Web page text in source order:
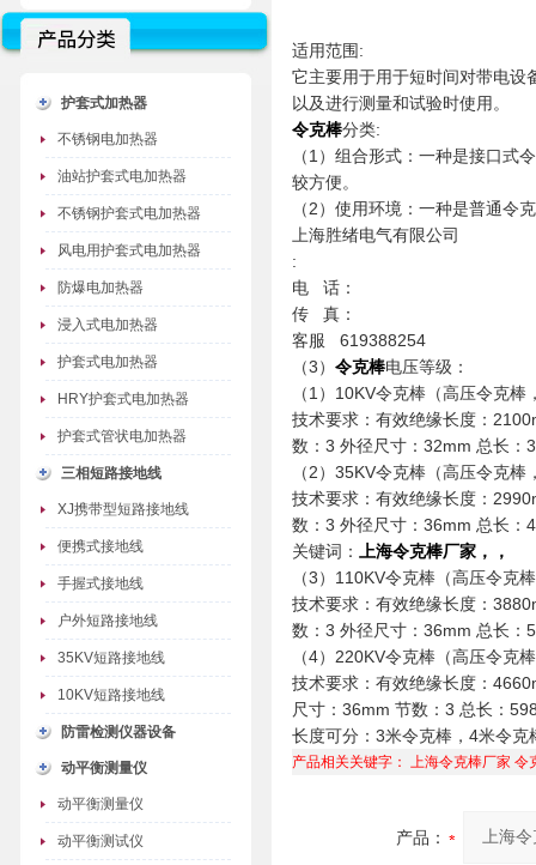
护套式加热器
不锈钢电加热器
油站护套式电加热器
不锈钢护套式电加热器
风电用护套式电加热器
防爆电加热器
浸入式电加热器
护套式电加热器
HRY护套式电加热器
护套式管状电加热器
三相短路接地线
XJ携带型短路接地线
便携式接地线
手握式接地线
户外短路接地线
35KV短路接地线
10KV短路接地线
防雷检测仪器设备
动平衡测量仪
动平衡测量仪
动平衡测试仪
适用范围:
它主要用于用于短时间对带电设
以及进行测量和试验时使用。
令克棒分类:
（1）组合形式：一种是接口式
较方便。
（2）使用环境：一种是普通令
上海胜绪电气有限公司
:
电 话：
传 真：
客服 619388254
（3） 令克棒电压等级：
（1）10KV令克棒（高压令克
技术要求：有效绝缘长度：
数：3 外径尺寸：32mm 总长：
（2）35KV令克棒（高压令克
技术要求：有效绝缘长度：
数：3 外径尺寸：36mm 总长：
关键词：
上海令克棒厂家，，
（3）110KV令克棒（高压令克
技术要求：有效绝缘长度：
数：3 外径尺寸：36mm 总长：
（4）220KV令克棒（高压令克
技术要求：有效绝缘长度：
尺寸：36mm 节数：3 总长：
长度可分：3米令克棒，4米令
产品相关关键字： 上海令克棒厂家 令
产品：